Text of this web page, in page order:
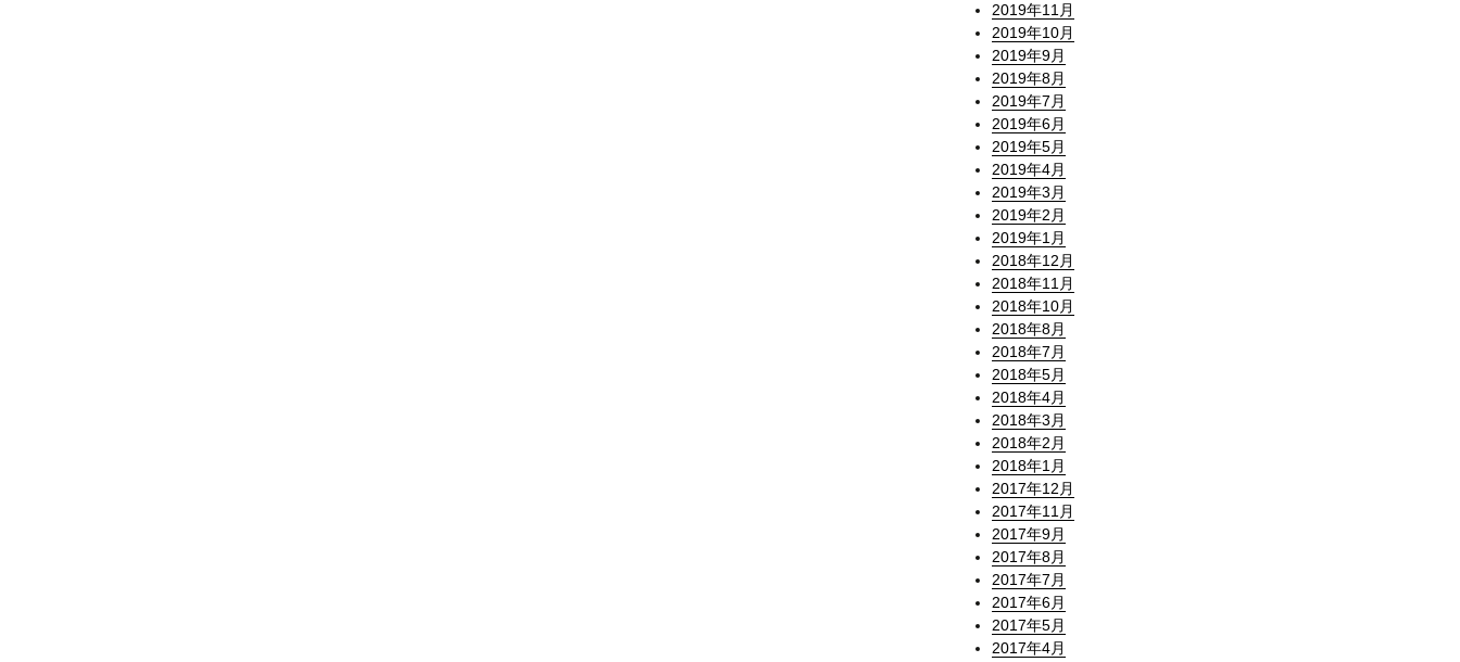
2019年11月
2019年10月
2019年9月
2019年8月
2019年7月
2019年6月
2019年5月
2019年4月
2019年3月
2019年2月
2019年1月
2018年12月
2018年11月
2018年10月
2018年8月
2018年7月
2018年5月
2018年4月
2018年3月
2018年2月
2018年1月
2017年12月
2017年11月
2017年9月
2017年8月
2017年7月
2017年6月
2017年5月
2017年4月